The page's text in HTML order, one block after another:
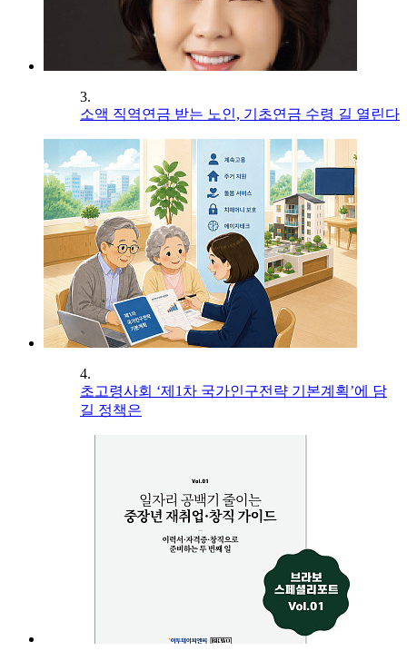
3.
소액 직역연금 받는 노인, 기초연금 수령 길 열린다
4.
초고령사회 ‘제1차 국가인구전략 기본계획’에 담
길 정책은